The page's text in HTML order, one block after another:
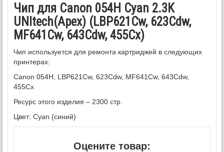
Чип для Canon 054H Cyan 2.3K
UNItech(Apex) (LBP621Cw, 623Cdw,
MF641Cw, 643Cdw, 455Cx)
Чип используется для ремонта картриджей в следующих
принтерах:
Canon 054H, LBP621Cw, 623Cdw, MF641Cw, 643Cdw,
455Cx
Ресурс этого изделия – 2300 стр.
Цвет: Cyan (синий)
Оцените товар: